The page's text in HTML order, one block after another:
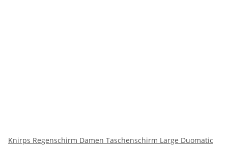
Knirps Regenschirm Damen Taschenschirm Large Duomatic